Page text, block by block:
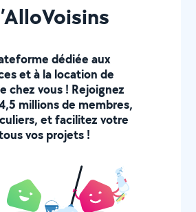
dédiée aux
et à la location de
chez vous ! Rejoignez
millions de membres,
et facilitez votre
vos projets !